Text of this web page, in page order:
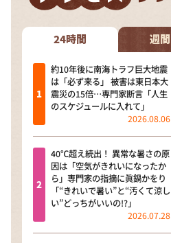
24時間 週間
約10年後に南海トラフ巨大地震
は「必ず来る」 被害は東日本大
震災の15倍…専門家断言「人生
のスケジュールに入れて」
2026.08.06
40℃超え続出！ 異常な暑さの原
因は「空気がきれいになったか
ら」専門家の指摘に眞鍋かをり
「“きれいで暑い”と“汚くて涼し
い”どっちがいいの!?」
2026.07.28